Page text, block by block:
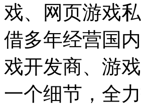
戏、网页游戏
借多年经营国
戏开发商、游
一个细节，全